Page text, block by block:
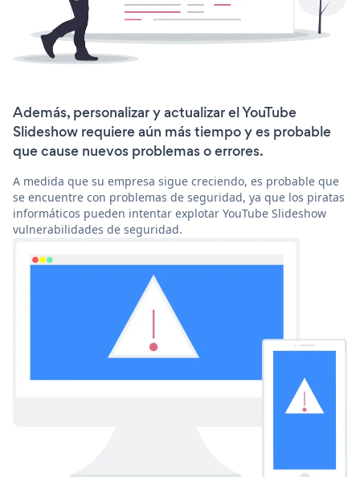
Además, personalizar y actualizar el YouTube
Slideshow requiere aún más tiempo y es probable
que cause nuevos problemas o errores.
A medida que su empresa sigue creciendo, es probable que
se encuentre con problemas de seguridad, ya que los piratas
informáticos pueden intentar explotar YouTube Slideshow
vulnerabilidades de seguridad.